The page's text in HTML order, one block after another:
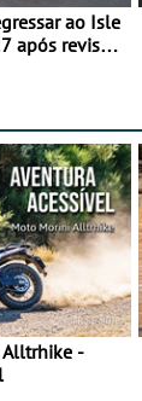
ao Isle
após revisão
Alltrhike -